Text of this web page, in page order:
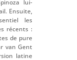
lui-
Ensuite,
les
récents :
de pure
van Gent
latine